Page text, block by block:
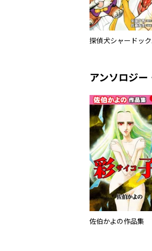
アンソロジー
佐伯かよの作品集